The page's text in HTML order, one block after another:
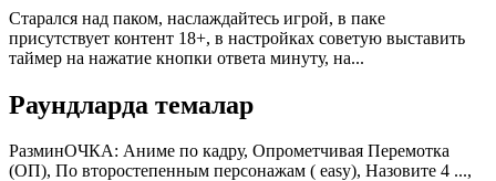
Старался над паком, наслаждайтесь игрой, в паке
присутствует контент 18+, в настройках советую выставить
таймер на нажатие кнопки ответа минуту, на...
Раундларда темалар
РазминОЧКА: Аниме по кадру, Опрометчивая Перемотка
(ОП), По второстепенным персонажам ( easy), Назовите 4 ...,